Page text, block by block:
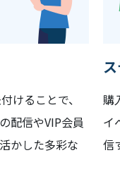
けることで、
配信やVIP会員
かした多彩な
購
イ
信